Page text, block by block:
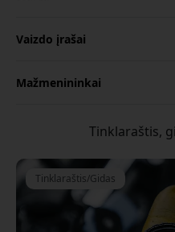
Vaizdo įrašai
Mažmenininkai
Tinklaraštis,
Tinklaraštis/Gidas